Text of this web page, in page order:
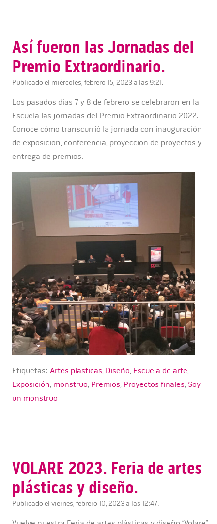
Así fueron las Jornadas del
Premio Extraordinario.
Publicado el miércoles, febrero 15, 2023 a las 9:21.
Los pasados días 7 y 8 de febrero se celebraron en la
Escuela las jornadas del Premio Extraordinario 2022.
Conoce cómo transcurrió la jornada con inauguración
de exposición, conferencia, proyección de proyectos y
entrega de premios.
Etiquetas: Artes plasticas, Diseño, Escuela de arte,
Exposición, monstruo, Premios, Proyectos finales, Soy
un monstruo
VOLARE 2023. Feria de artes
plásticas y diseño.
Publicado el viernes, febrero 10, 2023 a las 12:47.